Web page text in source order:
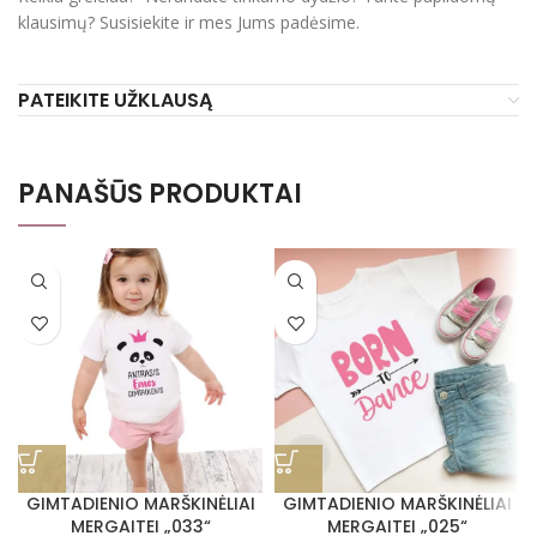
klausimų? Susisiekite ir mes Jums padėsime.
PATEIKITE UŽKLAUSĄ
PANAŠŪS PRODUKTAI
GIMTADIENIO MARŠKINĖLIAI
MERGAITEI „033“
GIMTADIENIO MARŠKINĖLIAI
MERGAITEI „025“